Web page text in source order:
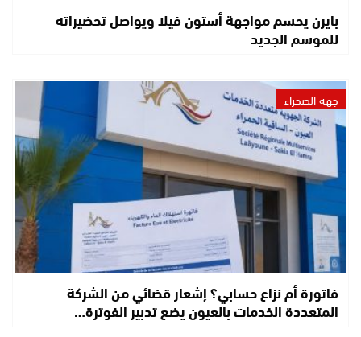
بايرن يحسم مواجهة أستون فيلا ويواصل تحضيراته
للموسم الجديد
جهة الصحراء
فاتورة أم نزاع حسابي؟ إشعار قضائي من الشركة
المتعددة الخدمات بالعيون يضع تدبير الفوترة…